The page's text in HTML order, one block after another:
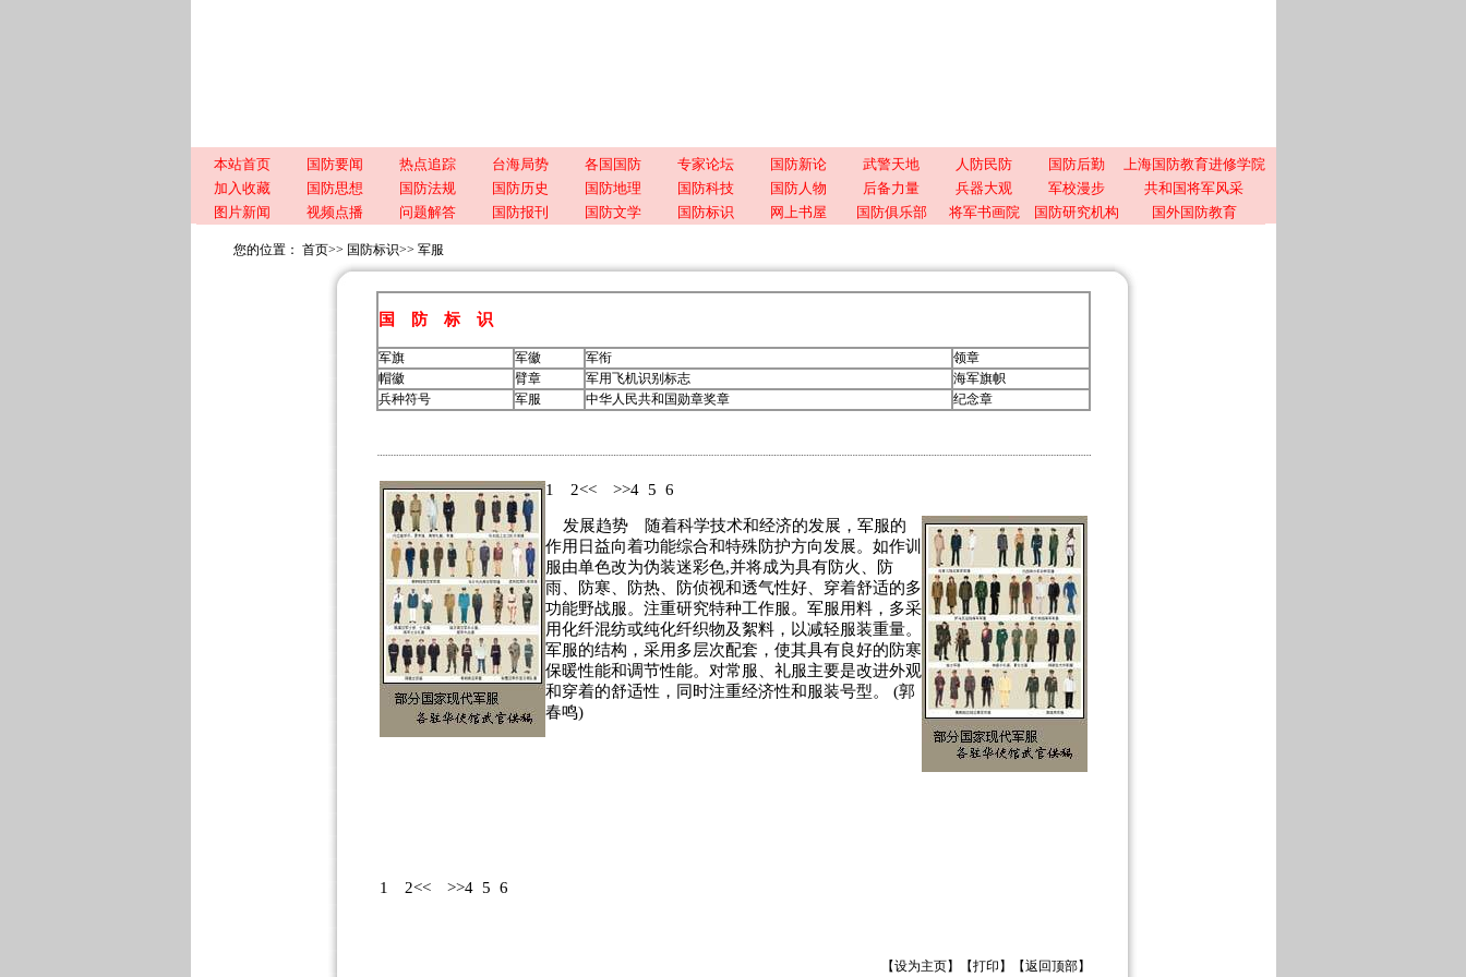
本站首页 国防要闻 热点追踪 台海局势 各国国防 专家论坛 国防新论 武警天地 人防民防 国防后勤
上海国防教育进修学院
加入收藏
国防思想 国防法规 国防历史 国防地理 国防科技 国防人物 后备力量 兵器大观 军校漫步
共和国将军风采
图片新闻
视频点播 问题解答 国防报刊 国防文学 国防标识 网上书屋 国防俱乐部 将军书画院 国防研究机构 国外国防教育
您的位置： 首页>> 国防标识>> 军服
国 防 标 识
军旗 军徽 军衔
领章
帽徽
臂章 军用飞机识别标志
海军旗帜
兵种符号
军服 中华人民共和国勋章奖章 纪念章
1 2<< >>4 5 6
发展趋势 随着科学技术和经济的发展，军服的
作用日益向着功能综合和特殊防护方向发展。如作训
服由单色改为伪装迷彩色,并将成为具有防火、防
雨、防寒、防热、防侦视和透气性好、穿着舒适的多
功能野战服。注重研究特种工作服。军服用料，多采
用化纤混纺或纯化纤织物及絮料，以减轻服装重量。
军服的结构，采用多层次配套，使其具有良好的防寒
保暖性能和调节性能。对常服、礼服主要是改进外观
和穿着的舒适性，同时注重经济性和服装号型。 (郭
春鸣)
1 2<< >>4 5 6
【设为主页】【打印 】【返回顶部】